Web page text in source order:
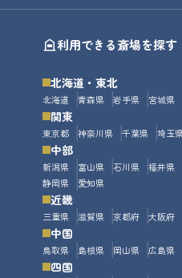
利用できる斎場を探す
北海道・東北
北海道 青森県 岩手県 宮城県
関東
東京都 神奈川県 千葉県 埼玉
中部
新潟県 富山県 石川県 福井県
静岡県
愛知県
近畿
三重県 滋賀県 京都府 大阪府
中国
鳥取県 島根県 岡山県 広島県
四国